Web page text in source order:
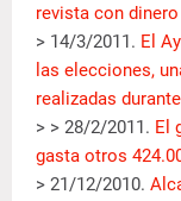
revista con
> 14/3/2011. El
las elecciones,
realizadas
> > 28/2/2011. El
gasta otros
> 21/12/2010.